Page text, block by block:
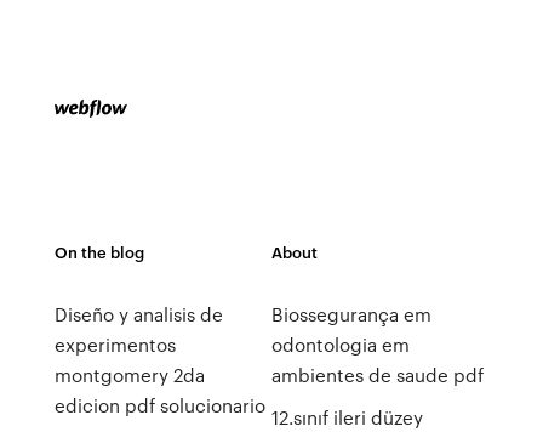
On the blog
Diseño y analisis de
experimentos
montgomery 2da
edicion pdf solucionario
About
Biossegurança em
odontologia em
ambientes de saude pdf
12.sınıf ileri düzey